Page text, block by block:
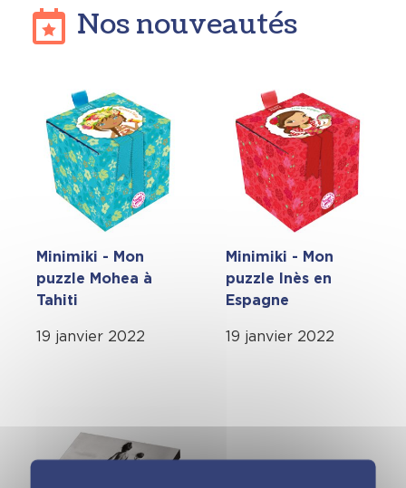
Nos nouveautés
Minimiki - Mon
puzzle Mohea à
Tahiti
19 janvier 2022
Minimiki - Mon
puzzle Inès en
Espagne
19 janvier 2022